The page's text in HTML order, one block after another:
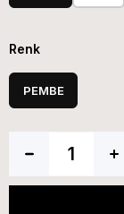
Renk
PEMBE